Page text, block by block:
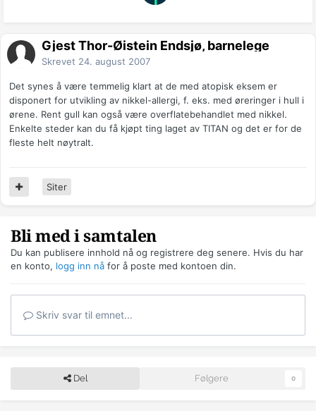
Gjest Thor-Øistein Endsjø, barnelege
Skrevet 24. august 2007
Det synes å være temmelig klart at de med atopisk eksem er
disponert for utvikling av nikkel-allergi, f. eks. med øreringer i hull i
ørene. Rent gull kan også være overflatebehandlet med nikkel.
Enkelte steder kan du få kjøpt ting laget av TITAN og det er for de
fleste helt nøytralt.
Siter
Bli med i samtalen
Du kan publisere innhold nå og registrere deg senere. Hvis du har
en konto, logg inn nå for å poste med kontoen din.
Skriv svar til emnet...
Del Følgere 0